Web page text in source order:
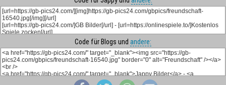
Code für Blogs und andere: